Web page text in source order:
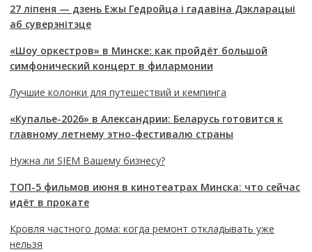
27 ліпеня — дзень Ежы Гедройца і гадавіна Дэкларацыі
аб суверэнітэце
«Шоу оркестров» в Минске: как пройдёт большой
симфонический концерт в филармонии
Лучшие колонки для путешествий и кемпинга
«Купалье-2026» в Александрии: Беларусь готовится к
главному летнему этно-фестивалю страны
Нужна ли SIEM Вашему бизнесу?
ТОП-5 фильмов июня в кинотеатрах Минска: что сейчас
идёт в прокате
Кровля частного дома: когда ремонт откладывать уже
нельзя